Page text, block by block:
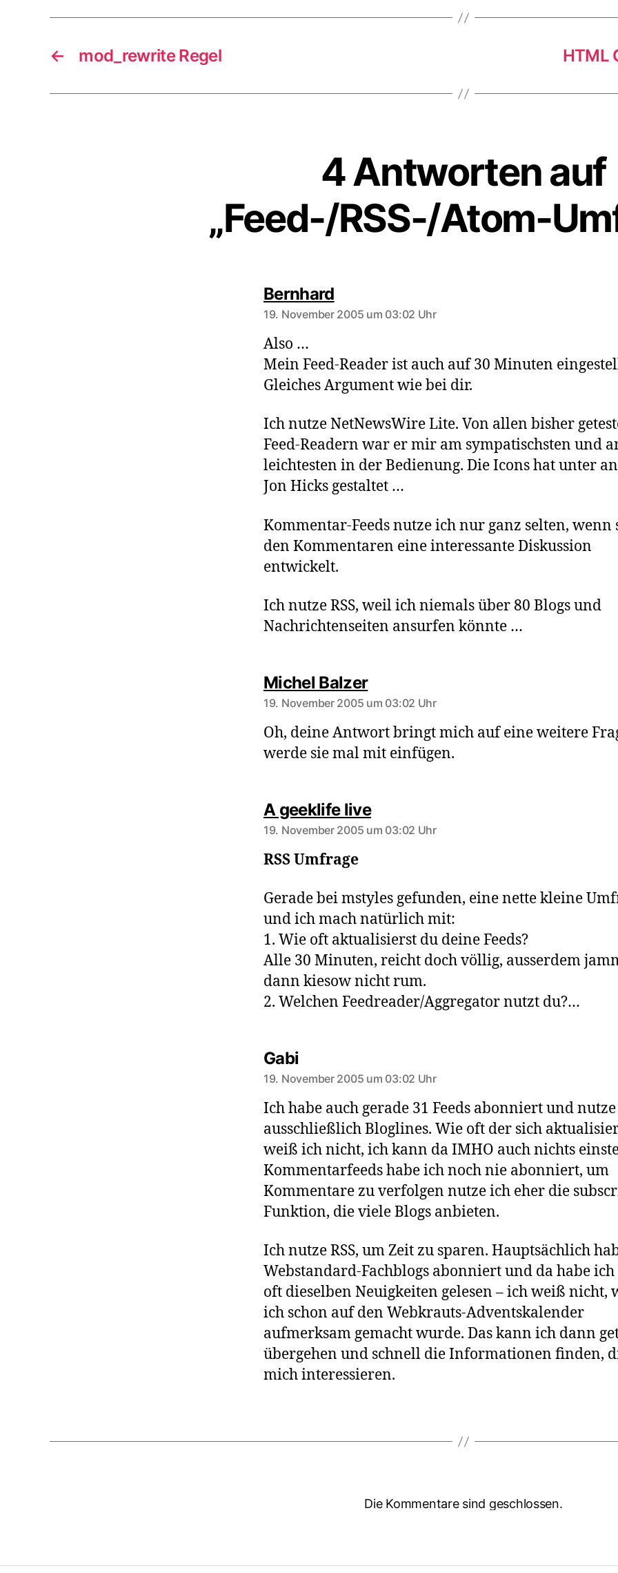
← mod_rewrite Regel HTML
4 Antworten auf
„Feed-/RSS-/Atom-
Bernhardsagt:
19. November 2005 um 03:02 Uhr
Also …
Mein Feed-Reader ist auch auf 30 Minuten
Gleiches Argument wie bei dir.
Ich nutze NetNewsWire Lite. Von allen bisher
Feed-Readern war er mir am sympatischsten und
leichtesten in der Bedienung. Die Icons hat unter
Jon Hicks gestaltet …
Kommentar-Feeds nutze ich nur ganz selten, wenn
den Kommentaren eine interessante Diskussion
entwickelt.
Ich nutze RSS, weil ich niemals über 80 Blogs und
Nachrichtenseiten ansurfen könnte …
Michel Balzersagt:
19. November 2005 um 03:02 Uhr
Oh, deine Antwort bringt mich auf eine weitere
werde sie mal mit einfügen.
A geeklife livesagt:
19. November 2005 um 03:02 Uhr
RSS Umfrage
Gerade bei mstyles gefunden, eine nette kleine
und ich mach natürlich mit:
1. Wie oft aktualisierst du deine Feeds?
Alle 30 Minuten, reicht doch völlig, ausserdem
dann kiesow nicht rum.
2. Welchen Feedreader/Aggregator nutzt du?…
Gabisagt:
19. November 2005 um 03:02 Uhr
Ich habe auch gerade 31 Feeds abonniert und nutze
ausschließlich Bloglines. Wie oft der sich
weiß ich nicht, ich kann da IMHO auch nichts
Kommentarfeeds habe ich noch nie abonniert, um
Kommentare zu verfolgen nutze ich eher die
Funktion, die viele Blogs anbieten.
Ich nutze RSS, um Zeit zu sparen. Hauptsächlich
Webstandard-Fachblogs abonniert und da habe ich
oft dieselben Neuigkeiten gelesen – ich weiß nicht,
ich schon auf den Webkrauts-Adventskalender
aufmerksam gemacht wurde. Das kann ich dann
übergehen und schnell die Informationen finden,
mich interessieren.
Die Kommentare sind geschlossen.